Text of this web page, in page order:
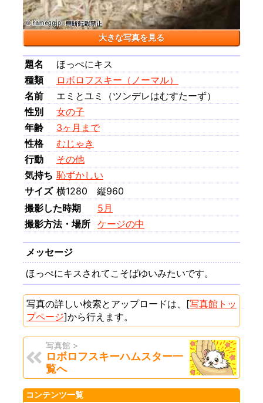
大きな写真を見る
題名
ほっぺにキス
種類
ロボロフスキー（ノーマル）
名前
エミとユミ（ツンデレはむすたーず）
性別
女の子
年齢
3ヶ月まで
性格
むじゃき
行動
その他
気持ち 恥ずかしい
サイズ 横1280 縦960
撮影した時期
5月
撮影方法・場所 ケージの中
メッセージ
ほっぺにキスされてこそばゆいみたいです。
写真の詳しい検索とアップロードは、[写真館トッ
プページ]から行えます。
写真館 >
ロボロフスキーハムスター一
覧へ
コンテンツ一覧